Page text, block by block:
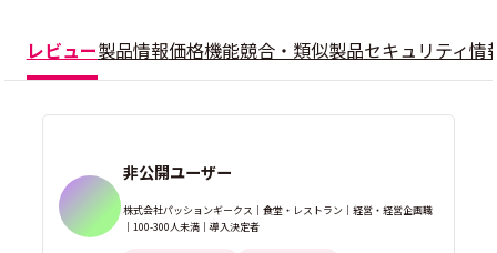
レビュー製品情報価格機能競合・類似製品セキュリティ情
非公開ユーザー
株式会社パッションギークス｜食堂・レストラン｜経営・経営企画職
｜100-300人未満｜導入決定者